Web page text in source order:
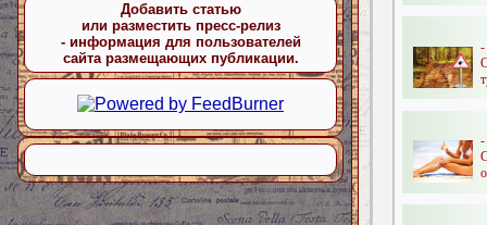
Добавить статью
или разместить пресс-релиз
- информация для пользователей
сайта размещающих публикации.